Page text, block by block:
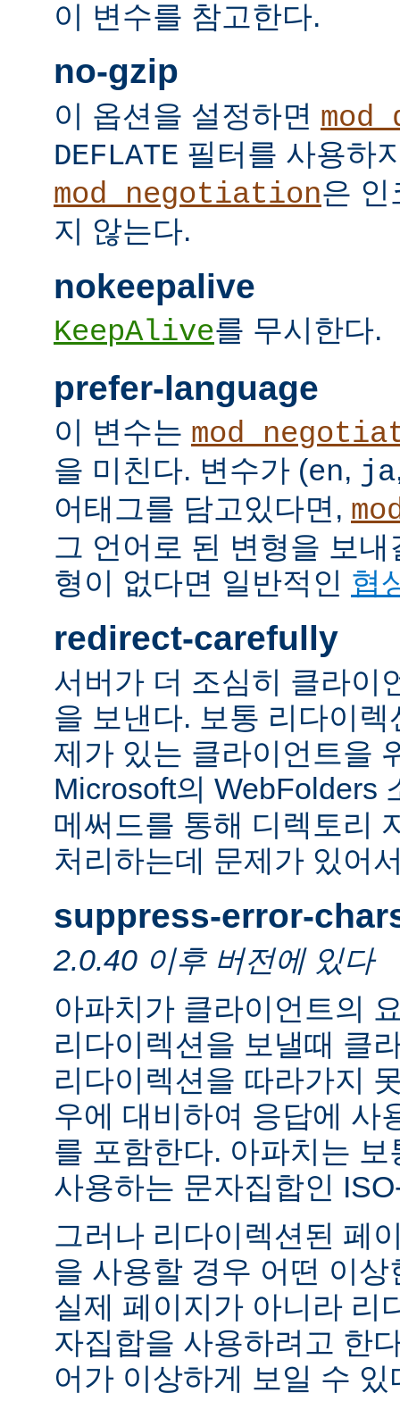
이 변수를 참고한다.
no-gzip
이 옵션을 설정하면
DEFLATE 필터를 사용하
mod_negotiation은 인
지 않는다.
nokeepalive
KeepAlive를 무시한다.
prefer-language
이 변수는
을 미친다. 변수가 (en, ja
어태그를 담고있다면,
그 언어로 된 변형을 보
형이 없다면 일반적인 협
redirect-carefully
서버가 더 조심히 클라이
을 보낸다. 보통 리다이
제가 있는 클라이언트을
Microsoft의 WebFolders
메써드를 통해 디렉토리
처리하는데 문제가 있어
suppress-error-
2.0.40 이후 버전에 있다
아파치가 클라이언트의
리다이렉션을 보낼때 클
리다이렉션을 따라가지
우에 대비하여 응답에 사
를 포함한다. 아파치는
사용하는 문자집합인
그러나 리다이렉션된 페
을 사용할 경우 어떤 이
실제 페이지가 아니라 리
자집합을 사용하려고 한
어가 이상하게 보일 수 있